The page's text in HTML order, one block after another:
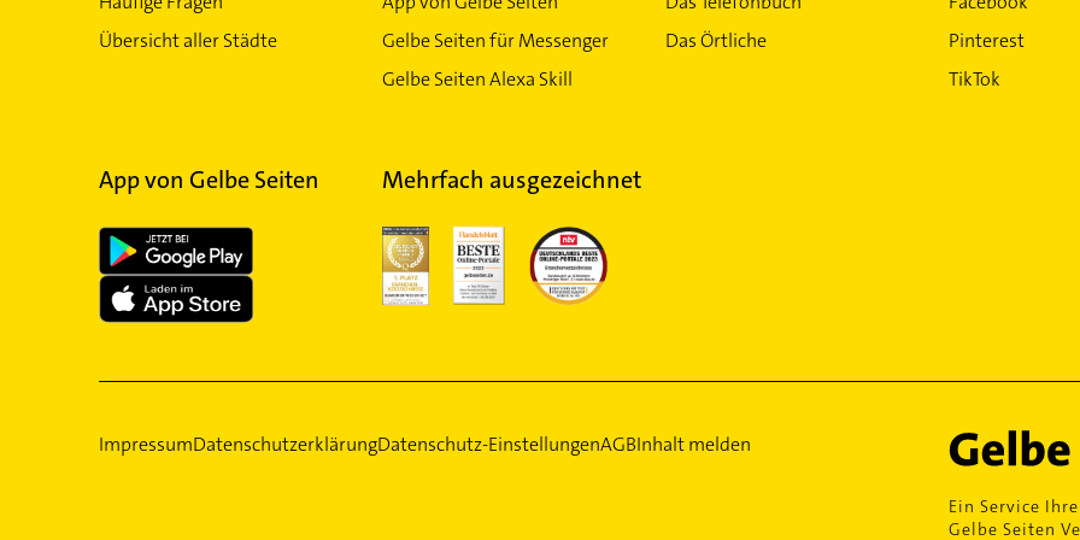
Übersicht aller Städte
Gelbe Seiten für Messenger
Gelbe Seiten Alexa Skill
Das Örtliche
Pinterest
TikTok
App von Gelbe Seiten Mehrfach ausgezeichnet
ImpressumDatenschutzerklärungDatenschutz-EinstellungenAGBInhalt melden
Ein Service
Gelbe Seiten